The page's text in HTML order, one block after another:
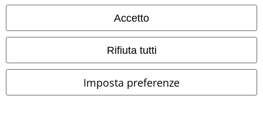
Accetto
Rifiuta tutti
Imposta preferenze
Info taglie
Cancella la tua iscrizione al BSC
Metodi di Pagamento